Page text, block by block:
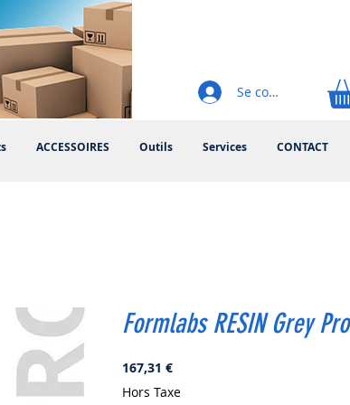
ACCESSOIRES Outils Services CONTACT
Se connecter
Formlabs RESIN Grey Pro
167,31 €Prix
Hors Taxe